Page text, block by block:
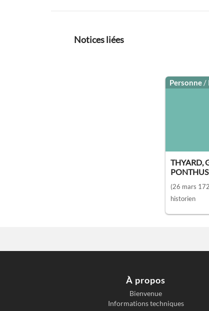
Notices liées
Personne /
THYARD,
PONTHUS
(26 mars
historien
À propos
Bienvenue
Informations techniques